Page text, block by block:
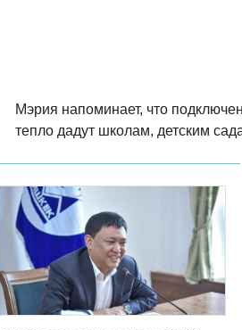
Мэрия напоминает, что
тепло дадут школам, детским